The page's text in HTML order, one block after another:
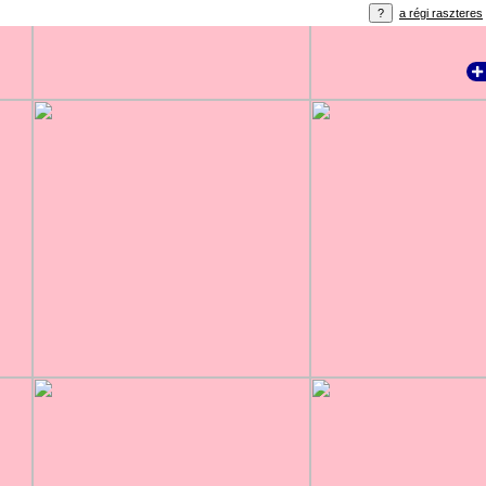
a régi raszteres